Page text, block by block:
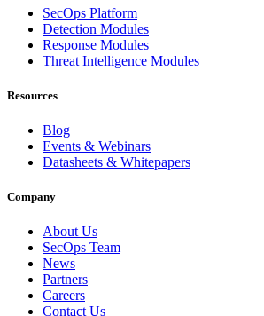
SecOps Platform
Detection Modules
Response Modules
Threat Intelligence Modules
Resources
Blog
Events & Webinars
Datasheets & Whitepapers
Company
About Us
SecOps Team
News
Partners
Careers
Contact Us